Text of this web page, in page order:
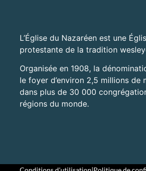
L’Église du Nazaréen est une
protestante de la tradition
Organisée en 1908, la
le foyer d’environ 2,5 millions de
dans plus de 30 000
régions du monde.